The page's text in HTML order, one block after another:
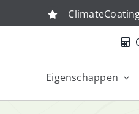
Eigenschappen